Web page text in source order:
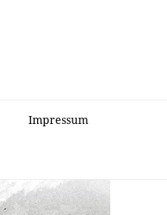
Impressum